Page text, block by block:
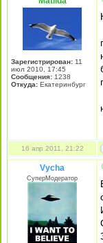
Зарегистрирован: 11
июл 2010, 17:45
Сообщения: 1238
Откуда: Екатеринбург
16 апр 2011, 21:22
Vycha
СуперМодератор